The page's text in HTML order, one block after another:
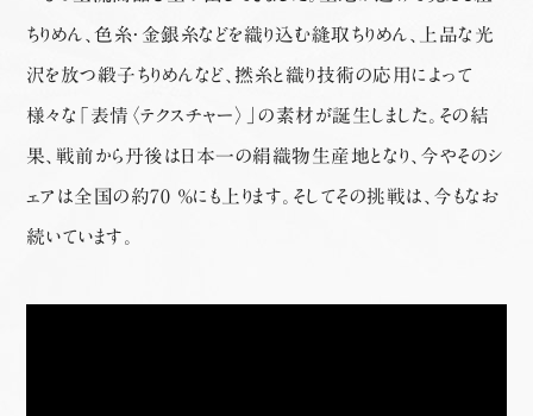
ちりめん、色糸・金銀糸などを織り込む縫取ちりめん、上品な光
沢を放つ緞子ちりめんなど、撚糸と織り技術の応用によって
様々な「表情〈テクスチャー〉」の素材が誕生しました。その結
果、戦前から丹後は日本一の絹織物生産地となり、今やそのシ
ェアは全国の約70 ％にも上ります。そしてその挑戦は、今もなお
続いています。